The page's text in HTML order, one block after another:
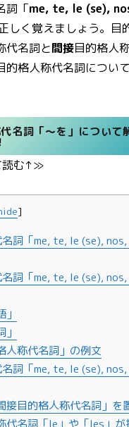
詞「me, te, le (se),
しく覚えましょう。目
代名詞と間接目的格人
的格人称代名詞につい
名詞「～を」について
読む↑≫
]
詞「me, te, le (se),
詞「me, te, le (se),
人称代名詞」の例文
詞「me, te, le (se),
接目的格人称代名詞」を
代名詞「le」や「les」が